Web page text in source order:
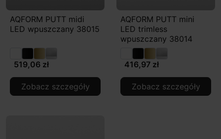
AQFORM PUTT midi
LED wpuszczany 38015
519,06 zł
Zobacz szczegóły
AQFORM PUTT mini
LED trimless
wpuszczany 38014
416,97 zł
Zobacz szczegóły